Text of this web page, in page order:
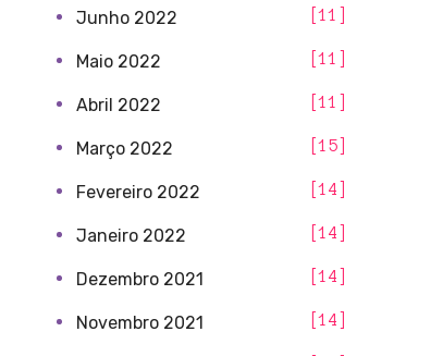
Junho 2022 11
Maio 2022 11
Abril 2022 11
Março 2022 15
Fevereiro 2022 14
Janeiro 2022 14
Dezembro 2021 14
Novembro 2021 14